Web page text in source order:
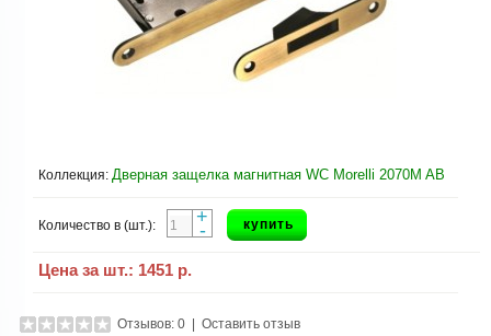
Коллекция: Дверная защелка магнитная WC Morelli 2070M AB
Количество в (шт.): +
- купить
Цена за шт.: 1451 р.
Отзывов: 0 Оставить отзыв